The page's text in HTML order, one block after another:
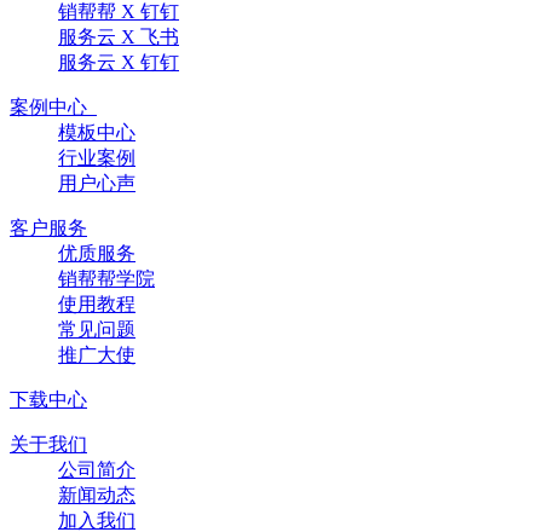
销帮帮 X 钉钉
服务云 X 飞书
服务云 X 钉钉
案例中心
模板中心
行业案例
用户心声
客户服务
优质服务
销帮帮学院
使用教程
常见问题
推广大使
下载中心
关于我们
公司简介
新闻动态
加入我们